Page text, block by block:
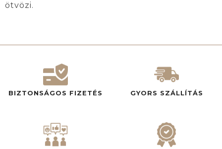
ötvözi.
BIZTONSÁGOS FIZETÉS GYORS SZÁLLÍTÁS